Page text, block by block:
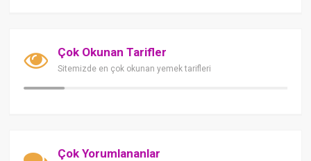
Çok Okunan Tarifler
Sitemizde en çok okunan yemek tarifleri
Çok Yorumlananlar